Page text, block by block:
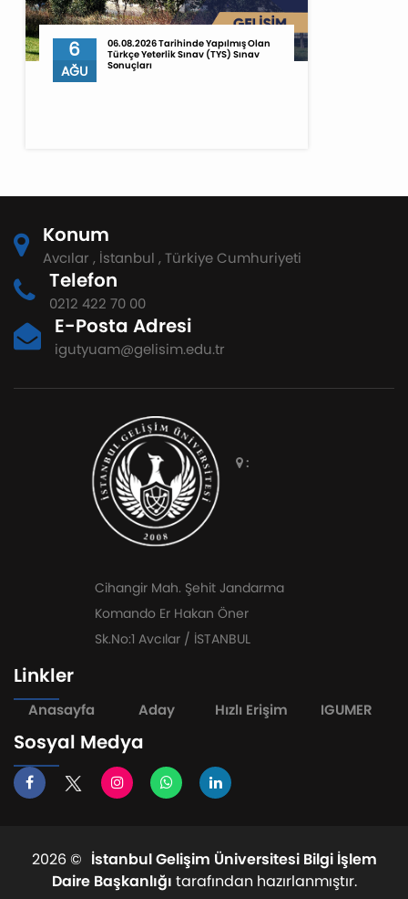
6
AĞU
06.08.2026 Tarihinde Yapılmış Olan
Türkçe Yeterlik Sınav (TYS) Sınav
Sonuçları
Konum
Avcılar , İstanbul , Türkiye Cumhuriyeti
Telefon
0212 422 70 00
E-Posta Adresi
igutyuam@gelisim.edu.tr
:
Cihangir Mah. Şehit Jandarma
Komando Er Hakan Öner
Sk.No:1 Avcılar / İSTANBUL
Linkler
Anasayfa Aday Hızlı Erişim IGUMER
Sosyal Medya
2026 © İstanbul Gelişim Üniversitesi Bilgi İşlem
Daire Başkanlığı tarafından hazırlanmıştır.